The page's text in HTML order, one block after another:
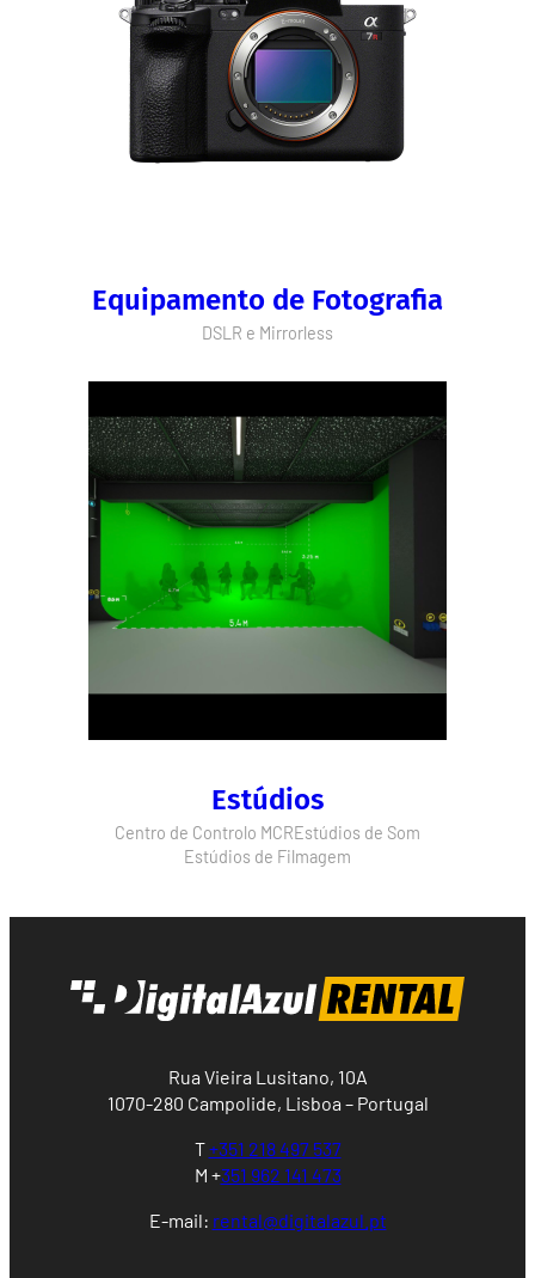
Equipamento de Fotografia
DSLR e Mirrorless
Estúdios
Centro de Controlo MCREstúdios de Som
Estúdios de Filmagem
Rua Vieira Lusitano, 10A
1070-280 Campolide, Lisboa – Portugal
T+351 218 497 537
M +351 962 141 473
E-mail: rental@digitalazul.pt